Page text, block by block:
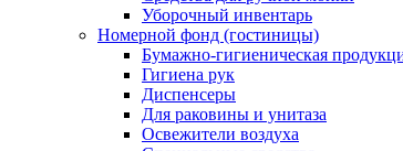
Уборочный инвентарь
Номерной фонд (гостиницы)
Бумажно-гигиеническая
Гигиена рук
Диспенсеры
Для раковины и унитаза
Освежители воздуха